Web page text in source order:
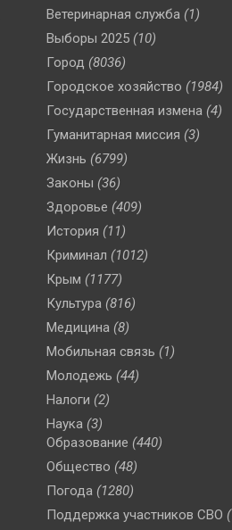
Ветеринарная служба (1)
Выборы 2025 (10)
Город (8036)
Городское хозяйство (1984)
Государственная измена (4)
Гуманитарная миссия (3)
Жизнь (6799)
Законы (36)
Здоровье (409)
История (11)
Криминал (1012)
Крым (1177)
Культура (816)
Медицина (8)
Мобильная связь (1)
Молодежь (44)
Налоги (2)
Наука (3)
Образование (440)
Общество (48)
Погода (1280)
Поддержка участников СВО